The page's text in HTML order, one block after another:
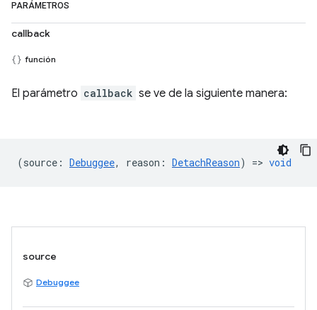
PARÁMETROS
callback
función
El parámetro callback se ve de la siguiente manera:
(source : Debuggee, reason : DetachReason) => void
source
Debuggee